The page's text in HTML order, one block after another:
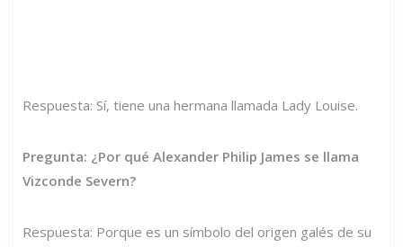
Respuesta: Sí, tiene una hermana llamada Lady Louise.
Pregunta: ¿Por qué Alexander Philip James se llama
Vizconde Severn?
Respuesta: Porque es un símbolo del origen galés de su